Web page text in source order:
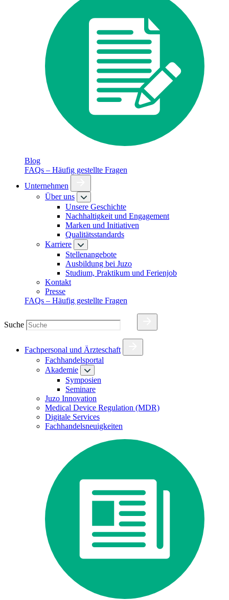
Blog
FAQs – Häufig gestellte Fragen
Unternehmen
Über uns
Unsere Geschichte
Nachhaltigkeit und Engagement
Marken und Initiativen
Qualitätsstandards
Karriere
Stellenangebote
Ausbildung bei Juzo
Studium, Praktikum und Ferienjob
Kontakt
Presse
FAQs – Häufig gestellte Fragen
Suche
Fachpersonal und Ärzteschaft
Fachhandelsportal
Akademie
Symposien
Seminare
Juzo Innovation
Medical Device Regulation (MDR)
Digitale Services
Fachhandelsneuigkeiten